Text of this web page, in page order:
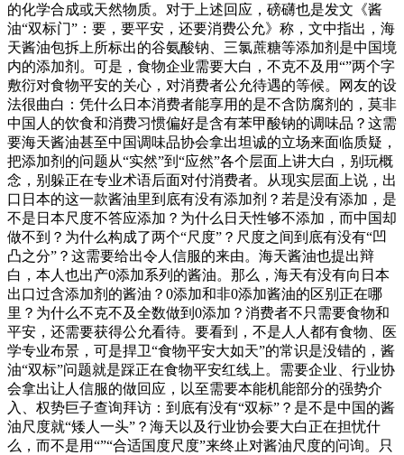
的化学合成或天然物质。对于上述回应，磅礴也是发文《酱
油“双标门”：要，要平安，还要消费公允》称，文中指出，海
天酱油包拆上所标出的谷氨酸钠、三氯蔗糖等添加剂是中国境
内的添加剂。可是，食物企业需要大白，不克不及用“”两个字
敷衍对食物平安的关心，对消费者公允待遇的等候。网友的设
法很曲白：凭什么日本消费者能享用的是不含防腐剂的，莫非
中国人的饮食和消费习惯偏好是含有苯甲酸钠的调味品？这需
要海天酱油甚至中国调味品协会拿出坦诚的立场来面临质疑，
把添加剂的问题从“实然”到“应然”各个层面上讲大白，别玩概
念，别躲正在专业术语后面对付消费者。从现实层面上说，出
口日本的这一款酱油里到底有没有添加剂？若是没有添加，是
不是日本尺度不答应添加？为什么日天性够不添加，而中国却
做不到？为什么构成了两个“尺度”？尺度之间到底有没有“凹
凸之分”？这需要给出令人信服的来由。海天酱油也提出辩
白，本人也出产0添加系列的酱油。那么，海天有没有向日本
出口过含添加剂的酱油？0添加和非0添加酱油的区别正在哪
里？为什么不克不及全数做到0添加？消费者不只需要食物和
平安，还需要获得公允看待。要看到，不是人人都有食物、医
学专业布景，可是捍卫“食物平安大如天”的常识是没错的，酱
油“双标”问题就是踩正在食物平安红线上。需要企业、行业协
会拿出让人信服的做回应，以至需要本能机能部分的强势介
入、权势巨子查询拜访：到底有没有“双标”？是不是中国的酱
油尺度就“矮人一头”？海天以及行业协会要大白正在担忧什
么，而不是用“”“合适国度尺度”来终止对酱油尺度的问询。只